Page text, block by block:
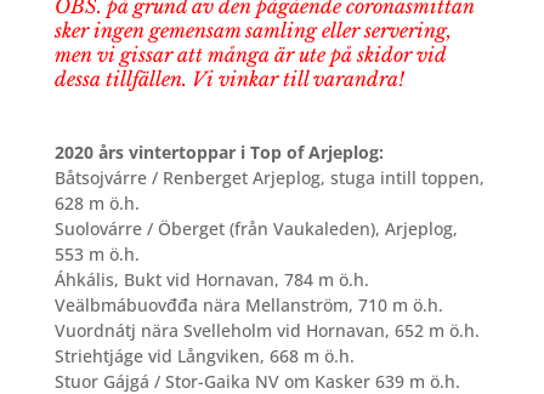
OBS. på grund av den pågående coronasmittan
sker ingen gemensam samling eller servering,
men vi gissar att många är ute på skidor vid
dessa tillfällen. Vi vinkar till varandra!
2020 års vintertoppar i Top of Arjeplog:
Båtsojvárre / Renberget Arjeplog, stuga intill toppen,
628 m ö.h.
Suolovárre / Öberget (från Vaukaleden), Arjeplog,
553 m ö.h.
Áhkális, Bukt vid Hornavan, 784 m ö.h.
Veälbmábuovđđa nära Mellanström, 710 m ö.h.
Vuordnátj nära Svelleholm vid Hornavan, 652 m ö.h.
Striehtjáge vid Långviken, 668 m ö.h.
Stuor Gájgá / Stor-Gaika NV om Kasker 639 m ö.h.